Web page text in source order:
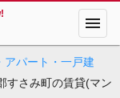
menu
アパート・一戸建
すさみ町の賃貸(マン